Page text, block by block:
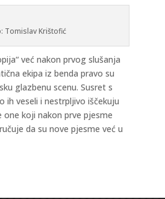
Tomislav Krištofić
već nakon prvog slušanja
ekipa iz benda pravo su
glazbenu scenu. Susret s
ih veseli i nestrpljivo iščekuju
one koji nakon prve pjesme
da su nove pjesme već u